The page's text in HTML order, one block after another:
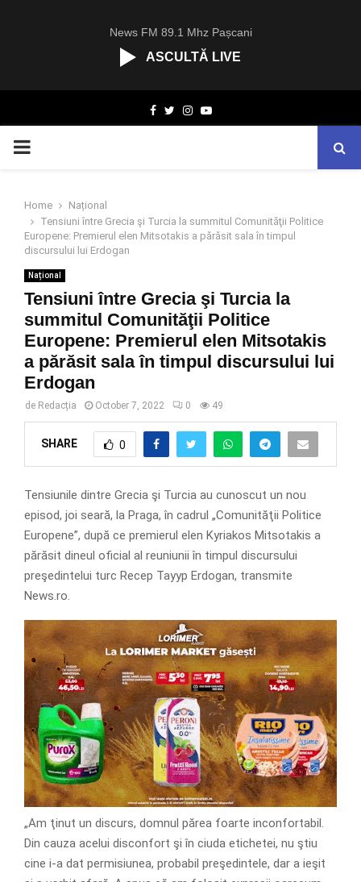
News FM 89.1 Mhz Pașcani
ASCULTĂ LIVE
Facebook
TwitterInstagram
Youtube
PRIMARY
Home
Național
Tensiuni între Grecia şi Turcia la summitul Comunităţii Politice
Europene: Premierul elen Mitsotakis a părăsit sala în timpul
discursului lui Erdogan
Național
Tensiuni între Grecia şi Turcia la
summitul Comunităţii Politice
Europene: Premierul elen Mitsotakis
a părăsit sala în timpul discursului lui
Erdogan
de Redacția October 7, 2022 0 49
SHARE 0
Tensiunile dintre Grecia şi Turcia au cunoscut un nou
episod, joi seară, la Praga, în cadrul „Comunităţii Politice
Europene”, după ce premierul elen Kyriakos Mitsotakis a
părăsit dineul oficial al reuniunii în timpul discursului
preşedintelui turc Recep Tayyp Erdogan, transmite
News.ro.
„Am ţinut un discurs, domnul părea foarte inconfortabil.
Din cauza acelui disconfort şi în ciuda etichetei, nu ştiu
cine i-a dat permisiunea, probabil preşedintele, dar a ieşit